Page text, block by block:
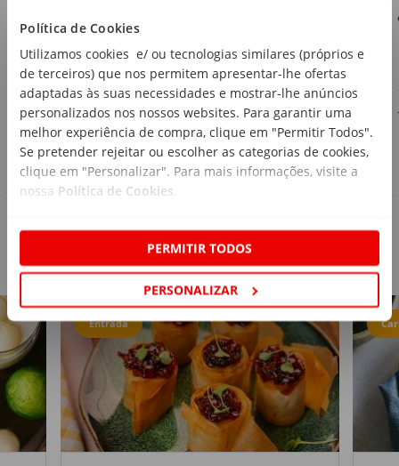
Política de Cookies
Utilizamos cookies e/ ou tecnologias similares (próprios e
de terceiros) que nos permitem apresentar-lhe ofertas
adaptadas às suas necessidades e mostrar-lhe anúncios
personalizados nos nossos websites. Para garantir uma
melhor experiência de compra, clique em "Permitir Todos".
Se pretender rejeitar ou escolher as categorias de cookies,
clique em "Personalizar". Para mais informações, visite a
nossa Política de Cookies
PERMITIR TODOS
PERSONALIZAR
1 ,79€
7,16€/kg
Receitas
Entrada